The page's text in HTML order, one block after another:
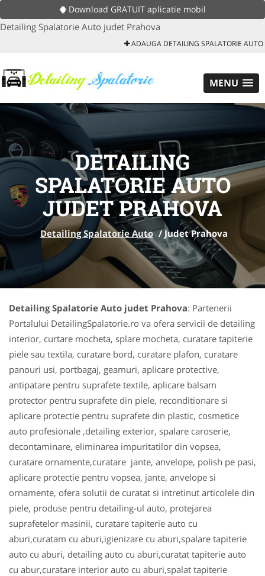
Download GRATUIT aplicatie mobil
Detailing Spalatorie Auto judet Prahova
ADAUGA DETAILING SPALATORIE AUTO
MENU
DETAILING
SPALATORIE AUTO
JUDET PRAHOVA
Detailing Spalatorie Auto / Judet Prahova
Detailing Spalatorie Auto judet Prahova: Partenerii
Portalului DetailingSpalatorie.ro va ofera servicii de detailing
interior, curtare mocheta, splare mocheta, curatare tapiterie
piele sau textila, curatare bord, curatare plafon, curatare
panouri usi, portbagaj, geamuri, aplicare protective,
antipatare pentru suprafete textile, aplicare balsam
protector pentru suprafete din piele, reconditionare si
aplicare protectie pentru suprafete din plastic, cosmetice
auto profesionale ,detailing exterior, spalare caroserie,
decontaminare, eliminarea impuritatilor din vopsea,
curatare ornamente,curatare jante, anvelope, polish pe pasi,
aplicare protectie pentru vopsea, jante, anvelope si
ornamente, ofera solutii de curatat si intretinut articolele din
piele, produse pentru detailing-ul auto, protejarea
suprafetelor masinii, curatare tapiterie auto cu
aburi,curatam cu aburi,igienizare cu aburi,spalare tapiterie
auto cu aburi, detailing auto cu aburi,curatat tapiterie auto
cu abur,curatare interior auto cu aburi,spalat tapiterie